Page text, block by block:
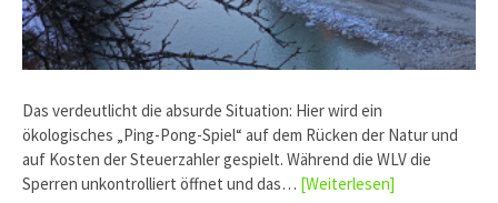
Das verdeutlicht die absurde Situation: Hier wird ein
ökologisches „Ping-Pong-Spiel“ auf dem Rücken der Natur und
auf Kosten der Steuerzahler gespielt. Während die WLV die
Sperren unkontrolliert öffnet und das… [Weiterlesen]